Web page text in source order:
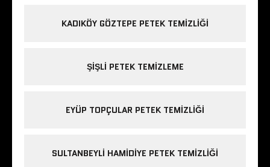
KADIKÖY GÖZTEPE PETEK TEMIZLIĞI
ŞIŞLI PETEK TEMIZLEME
EYÜP TOPÇULAR PETEK TEMIZLIĞI
SULTANBEYLI HAMIDIYE PETEK TEMIZLIĞI